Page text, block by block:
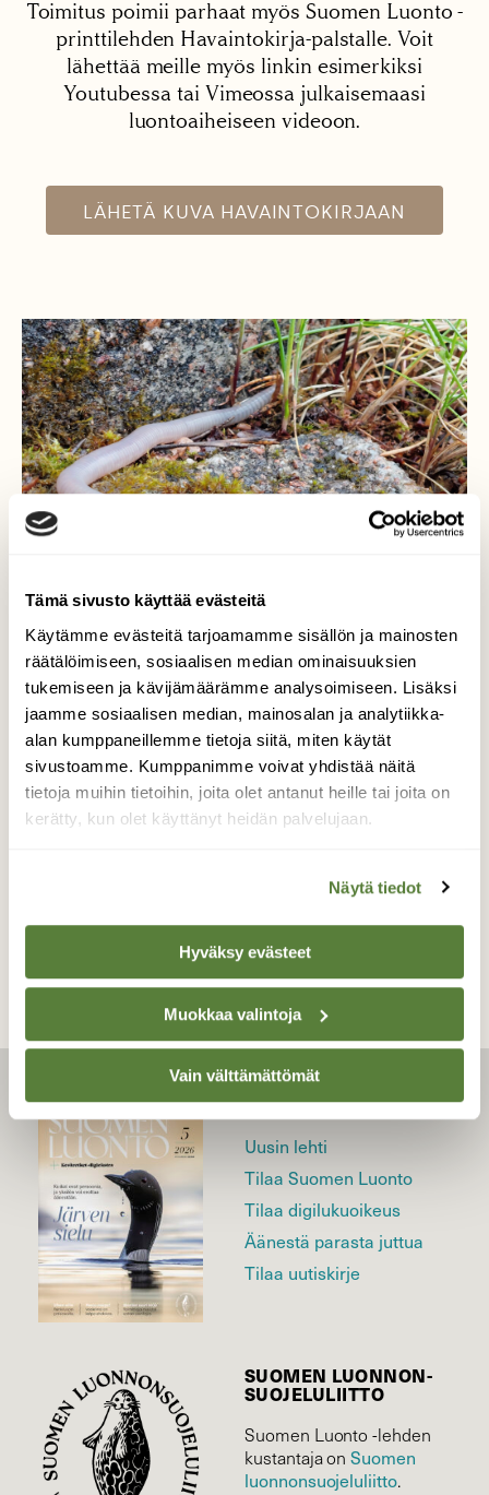
Tämä sivusto käyttää evästeitä
Käytämme evästeitä tarjoamamme sisällön ja mainosten
räätälöimiseen, sosiaalisen median ominaisuuksien
tukemiseen ja kävijämäärämme analysoimiseen. Lisäksi
jaamme sosiaalisen median, mainosalan ja analytiikka-
alan kumppaneillemme tietoja siitä, miten käytät
sivustoamme. Kumppanimme voivat yhdistää näitä
tietoja muihin tietoihin, joita olet antanut heille tai joita on
kerätty, kun olet käyttänyt heidän palvelujaan.
Näytä tiedot
Hyväksy evästeet
Muokkaa valintoja
Vain välttämättömät
Toimitus poimii parhaat myös Suomen Luonto -
printtilehden Havaintokirja-palstalle. Voit
lähettää meille myös linkin esimerkiksi
Youtubessa tai Vimeossa julkaisemaasi
luontoaiheiseen videoon.
LÄHETÄ KUVA HAVAINTOKIRJAAN
Kastemato
Mato noussut maan pinnalle sadesäällä.
Valokuvaaja: Tarja Naukkarinen, Savitaipale
16.5.2026
LEHTI
Uusin lehti
Tilaa Suomen Luonto
Tilaa digilukuoikeus
Äänestä parasta juttua
Tilaa uutiskirje
SUOMEN LUONNON­
SUOJELU­LIITTO
Suomen Luonto -lehden
kustantaja onSuomen
luonnonsuojelu­liitto.